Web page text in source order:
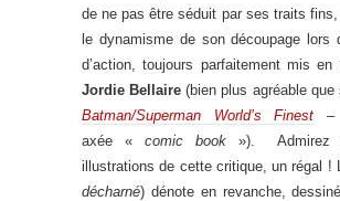
de ne pas être séduit par ses traits
le dynamisme de son découpage lors
d’action, toujours parfaitement mis en
Jordie Bellaire(bien plus agréable que
Batman/Superman World’s Finest –
axée « comic book»). Admirez
illustrations de cette critique, un régal !
décharné) dénote en revanche,